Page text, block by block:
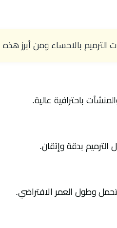
بالاحساء ومن أبرز هذه
باحترافية عالية.
بدقة وإتقان.
وطول العمر الافتراضي.